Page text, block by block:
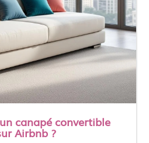
canapé convertible
Airbnb ?